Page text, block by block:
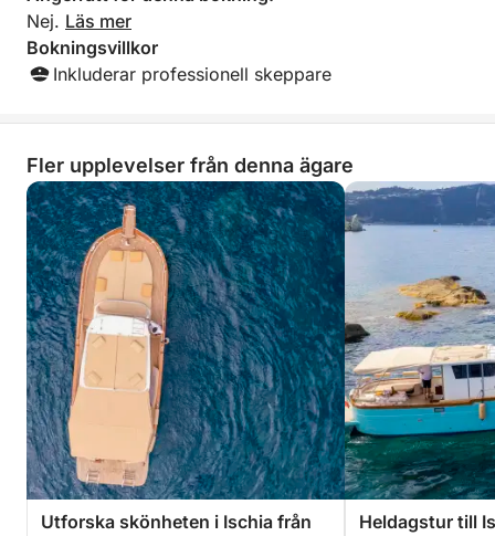
Nej. Läs mer
Bokningsvillkor
Inkluderar professionell skeppare
Fler upplevelser från denna ägare
Utforska skönheten i Ischia från
Heldagstur till